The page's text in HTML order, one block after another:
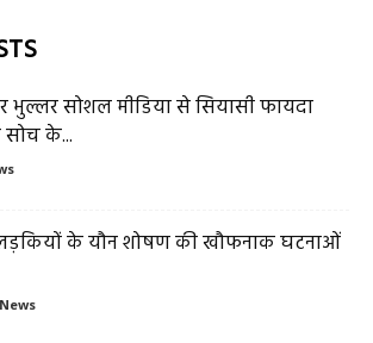
भुल्लर सोशल मीडिया से सियासी फायदा
सोच के...
के यौन शोषण की खौफनाक घटनाओं